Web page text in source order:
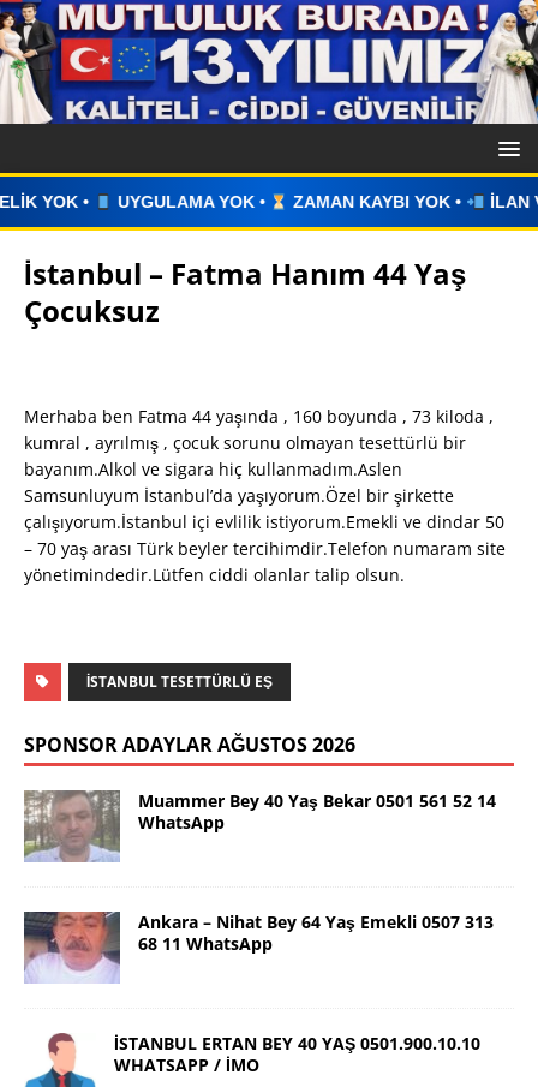
YOK • ZAMAN KAYBI YOK • İLAN VERİN • WHATSAPP
İstanbul – Fatma Hanım 44 Yaş
Çocuksuz
Merhaba ben Fatma 44 yaşında , 160 boyunda , 73 kiloda ,
kumral , ayrılmış , çocuk sorunu olmayan tesettürlü bir
bayanım.Alkol ve sigara hiç kullanmadım.Aslen
Samsunluyum İstanbul’da yaşıyorum.Özel bir şirkette
çalışıyorum.İstanbul içi evlilik istiyorum.Emekli ve dindar 50
– 70 yaş arası Türk beyler tercihimdir.Telefon numaram site
yönetimindedir.Lütfen ciddi olanlar talip olsun.
İSTANBUL TESETTÜRLÜ EŞ
SPONSOR ADAYLAR AĞUSTOS 2026
Muammer Bey 40 Yaş Bekar 0501 561 52 14
WhatsApp
Ankara – Nihat Bey 64 Yaş Emekli 0507 313
68 11 WhatsApp
İSTANBUL ERTAN BEY 40 YAŞ 0501.900.10.10
WHATSAPP / İMO